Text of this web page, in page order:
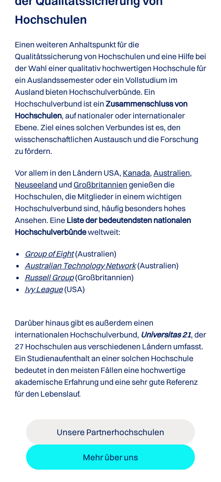
Hochschulen
Einen weiteren Anhaltspunkt für die
Qualitätssicherung von Hochschulen und eine Hilfe bei
der Wahl einer qualitativ hochwertigen Hochschule für
ein Auslandssemester oder ein Vollstudium im
Ausland bieten Hochschulverbünde. Ein
Hochschulverbund ist ein Zusammenschluss von
Hochschulen, auf nationaler oder internationaler
Ebene. Ziel eines solchen Verbundes ist es, den
wisschenschaftlichen Austausch und die Forschung
zu fördern.
Vor allem in den Ländern USA, Kanada, Australien,
Neuseeland und Großbritannien genießen die
Hochschulen, die Mitglieder in einem wichtigen
Hochschulverbund sind, häufig besonders hohes
Ansehen. Eine Liste der bedeutendsten nationalen
Hochschulverbündeweltweit:
Group of Eight(Australien)
Australian Technology Network(Australien)
Russell Group(Großbritannien)
Ivy League(USA)
Darüber hinaus gibt es außerdem einen
internationalen Hochschulverbund, Universitas 21, der
27 Hochschulen aus verschiedenen Ländern umfasst.
Ein Studienaufenthalt an einer solchen Hochschule
bedeutet in den meisten Fällen eine hochwertige
akademische Erfahrung und eine sehr gute Referenz
für den Lebenslauf.
Unsere Partnerhochschulen
Mehr über uns